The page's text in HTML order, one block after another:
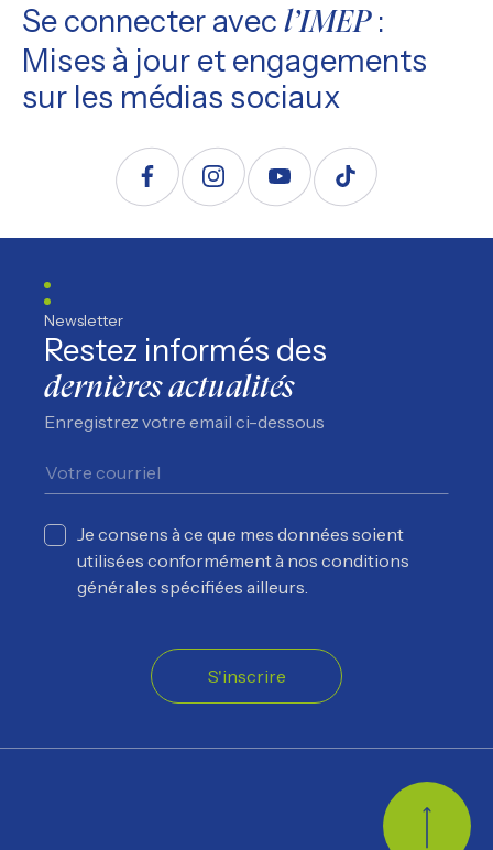
Se connecter avec l’IMEP:
Mises à jour et engagements
sur les médias sociaux
Newsletter
Restez informés des
dernières actualités
Enregistrez votre email ci-dessous
Je consens à ce que mes données soient
utilisées conformément à nos conditions
générales spécifiées ailleurs.
S'inscrire